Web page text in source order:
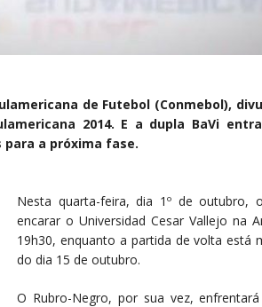
de Futebol (Conmebol),
2014. E a dupla BaVi
para a próxima fase.
Nesta quarta-feira, dia 1º de outubro,
encarar o Universidad Cesar Vallejo na
19h30, enquanto a partida de volta está
do dia 15 de outubro.
O Rubro-Negro, por sua vez,